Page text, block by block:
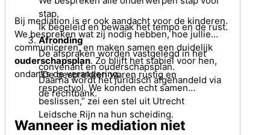
stap.
Ik begeleid en bewaak het tempo en de rust.
Afronding
De afspraken worden vastgelegd in het
convenant en ouderschapsplan.
Daarna wordt het juridisch afgehandeld via
de rechtbank.
Bij mediation is er ook aandacht voor de kinderen.
We bespreken wat zij nodig hebben, hoe jullie
communiceren, en maken samen een duidelijk
ouderschapsplan. Zo blijft het stabiel voor hen,
ondanks de verandering.
“De gesprekken waren rustig en
respectvol. We konden echt samen
beslissen,” zei een stel uit Utrecht
Leidsche Rijn na hun scheiding.
Wanneer is mediation niet